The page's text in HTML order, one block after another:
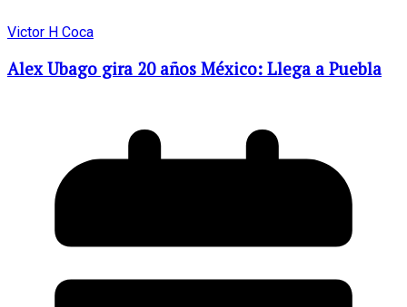
Victor H Coca
Alex Ubago gira 20 años México: Llega a Puebla